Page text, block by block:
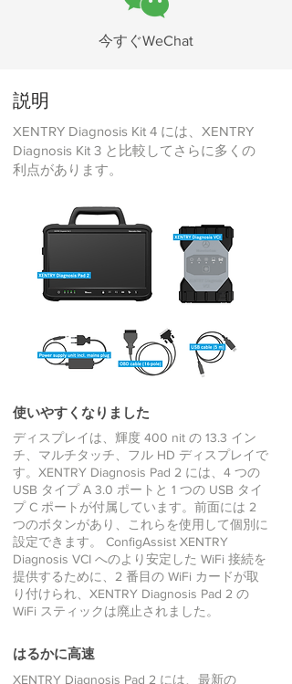
今すぐWeChat
説明
XENTRY Diagnosis Kit 4 には、XENTRY
Diagnosis Kit 3 と比較してさらに多くの
利点があります。
使いやすくなりました
ディスプレイは、輝度 400 nit の 13.3 イン
チ、マルチタッチ、フル HD ディスプレイで
す。XENTRY Diagnosis Pad 2 には、4 つの
USB タイプ A 3.0 ポートと 1 つの USB タイ
プ C ポートが付属しています。前面には 2
つのボタンがあり、これらを使用して個別に
設定できます。 ConfigAssist XENTRY
Diagnosis VCI へのより安定した WiFi 接続を
提供するために、2 番目の WiFi カードが取
り付けられ、XENTRY Diagnosis Pad 2 の
WiFi スティックは廃止されました。
はるかに高速
XENTRY Diagnosis Pad 2 には、最新の